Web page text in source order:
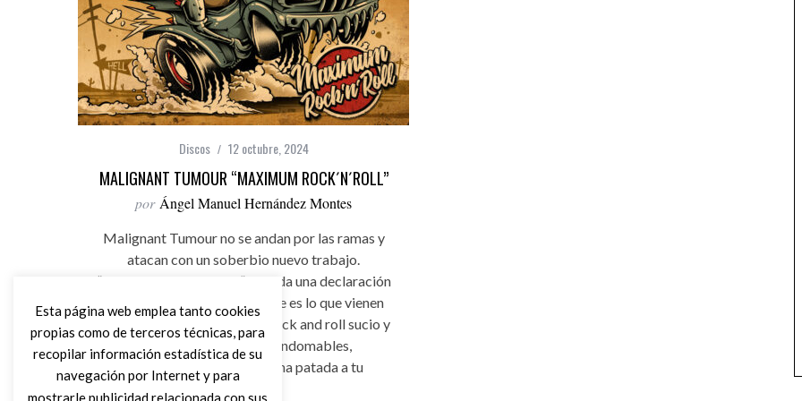
Discos 12 octubre, 2024
MALIGNANT TUMOUR “MAXIMUM ROCK´N´ROLL”
por Ángel Manuel Hernández Montes
Malignant Tumour no se andan por las ramas y
atacan con un soberbio nuevo trabajo.
“Maximum Rock´n´Roll” es toda una declaración
de intenciones, o simplemente es lo que vienen
haciendo desde hace años… rock and roll sucio y
directo. Provocadores, indomables,
transgresores…. esto es una patada a tu
trasero!!!
Esta página web emplea tanto cookies
propias como de terceros técnicas, para
recopilar información estadística de su
navegación por Internet y para
mostrarle publicidad relacionada con sus